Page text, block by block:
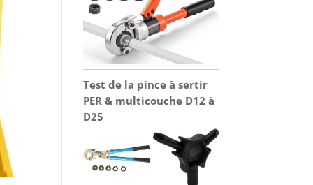
Test de la pince à sertir
PER & multicouche D12 à
D25